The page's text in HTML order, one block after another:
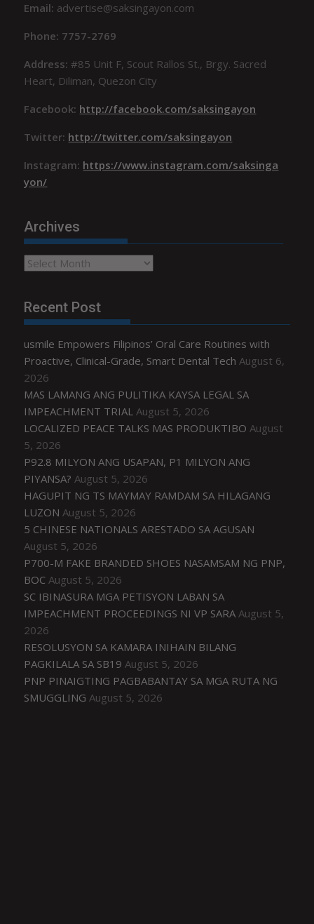
Email: advertise@saksingayon.com
Phone: 7757-2769
Address:#85 Unit F, Scout Rallos St., Brgy. Sacred
Heart, Diliman, Quezon City
Facebook: http://facebook.com/saksingayon
Twitter: http://twitter.com/saksingayon
Instagram: https://www.instagram.com/saksinga
yon/
Archives
Archives
Recent Post
usmile Empowers Filipinos’ Oral Care Routines with
Proactive, Clinical-Grade, Smart Dental Tech August 6,
2026
MAS LAMANG ANG PULITIKA KAYSA LEGAL SA
IMPEACHMENT TRIAL August 5, 2026
LOCALIZED PEACE TALKS MAS PRODUKTIBO August
5, 2026
P92.8 MILYON ANG USAPAN, P1 MILYON ANG
PIYANSA? August 5, 2026
HAGUPIT NG TS MAYMAY RAMDAM SA HILAGANG
LUZON August 5, 2026
5 CHINESE NATIONALS ARESTADO SA AGUSAN
August 5, 2026
P700-M FAKE BRANDED SHOES NASAMSAM NG PNP,
BOC August 5, 2026
SC IBINASURA MGA PETISYON LABAN SA
IMPEACHMENT PROCEEDINGS NI VP SARA August 5,
2026
RESOLUSYON SA KAMARA INIHAIN BILANG
PAGKILALA SA SB19 August 5, 2026
PNP PINAIGTING PAGBABANTAY SA MGA RUTA NG
SMUGGLING August 5, 2026